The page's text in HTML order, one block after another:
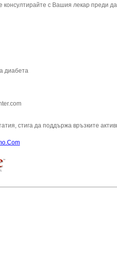
консултирайте с Вашия лекар преди
диабета
стига да поддържа връзките